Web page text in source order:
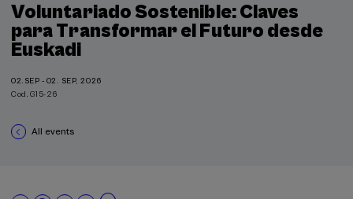
Voluntariado Sostenible: Claves
para Transformar el Futuro desde
Euskadi
02.SEP - 02. SEP, 2026
Cod. G15-26
All events